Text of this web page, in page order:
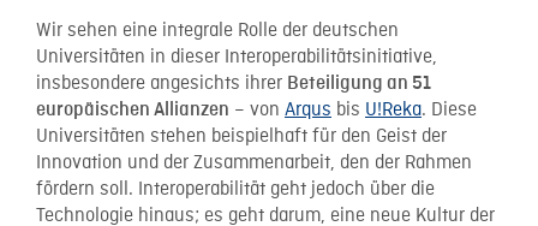
Wir sehen eine integrale Rolle der deutschen
Universitäten in dieser Interoperabilitätsinitiative,
insbesondere angesichts ihrer Beteiligung an 51
europäischen Allianzen – von Arqus bis U!Reka. Diese
Universitäten stehen beispielhaft für den Geist der
Innovation und der Zusammenarbeit, den der Rahmen
fördern soll. Interoperabilität geht jedoch über die
Technologie hinaus; es geht darum, eine neue Kultur der